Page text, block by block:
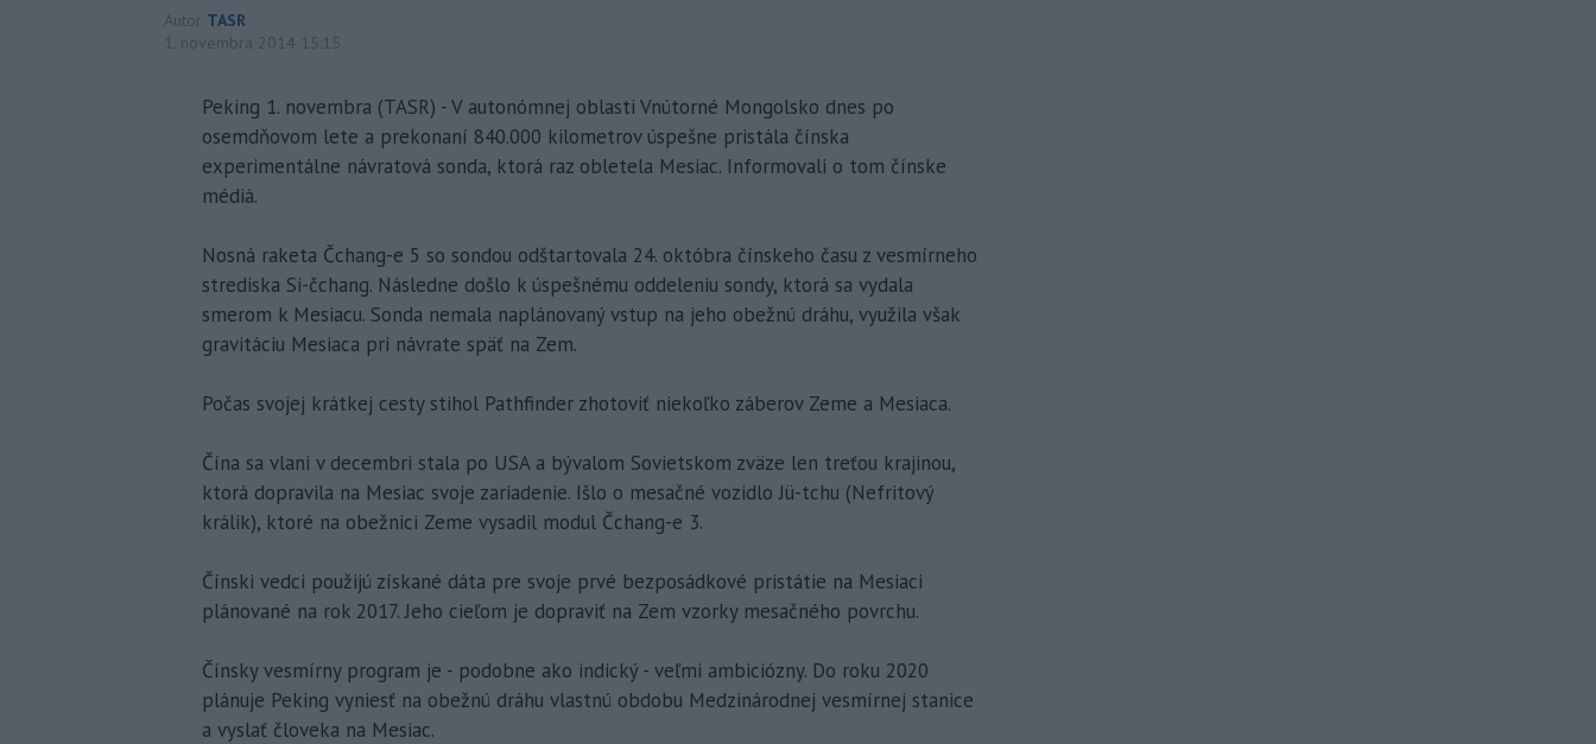
Autor TASR
1. novembra 2014 15:15
Peking 1. novembra (TASR) - V autonómnej oblasti Vnútorné Mongolsko dnes po
osemdňovom lete a prekonaní 840.000 kilometrov úspešne pristála čínska
experimentálne návratová sonda, ktorá raz obletela Mesiac. Informovali o tom čínske
médiá.
Nosná raketa Čchang-e 5 so sondou odštartovala 24. októbra čínskeho času z vesmírneho
strediska Si-čchang. Následne došlo k úspešnému oddeleniu sondy, ktorá sa vydala
smerom k Mesiacu. Sonda nemala naplánovaný vstup na jeho obežnú dráhu, využila však
gravitáciu Mesiaca pri návrate späť na Zem.
Počas svojej krátkej cesty stihol Pathfinder zhotoviť niekoľko záberov Zeme a Mesiaca.
Čína sa vlani v decembri stala po USA a bývalom Sovietskom zväze len treťou krajinou,
ktorá dopravila na Mesiac svoje zariadenie. Išlo o mesačné vozidlo Jü-tchu (Nefritový
králik), ktoré na obežnici Zeme vysadil modul Čchang-e 3.
Čínski vedci použijú získané dáta pre svoje prvé bezposádkové pristátie na Mesiaci
plánované na rok 2017. Jeho cieľom je dopraviť na Zem vzorky mesačného povrchu.
Čínsky vesmírny program je - podobne ako indický - veľmi ambiciózny. Do roku 2020
plánuje Peking vyniesť na obežnú dráhu vlastnú obdobu Medzinárodnej vesmírnej stanice
a vyslať človeka na Mesiac.